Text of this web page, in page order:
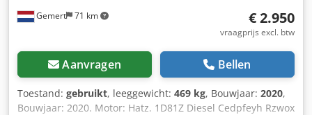
Gemert 71 km € 2.950
vraagprijs excl. btw
Aanvragen Bellen
Toestand: gebruikt, leeggewicht: 469 kg, Bouwjaar: 2020,
Bouwjaar: 2020. Motor: Hatz. 1D81Z Diesel Cedpfeyh Rzwox